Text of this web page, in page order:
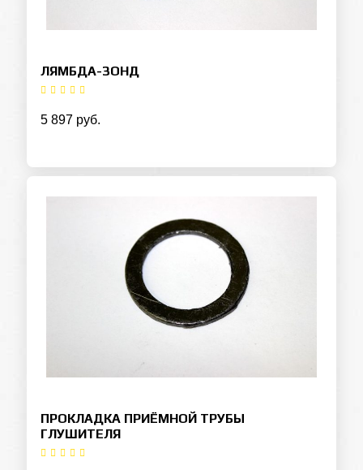
ЛЯМБДА-ЗОНД
5 897 руб.
ПРОКЛАДКА ПРИЁМНОЙ ТРУБЫ
ГЛУШИТЕЛЯ